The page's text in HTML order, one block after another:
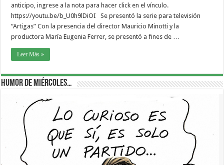
anticipo, ingrese a la nota para hacer click en el vínculo.
https://youtu.be/b_U0h9lDiOI Se presentó la serie para televisión
“Artigas” Con la presencia del director Mauricio Minotti y la
productora María Eugenia Ferrer, se presentó a fines de …
Leer Más »
Humor de Miércoles…